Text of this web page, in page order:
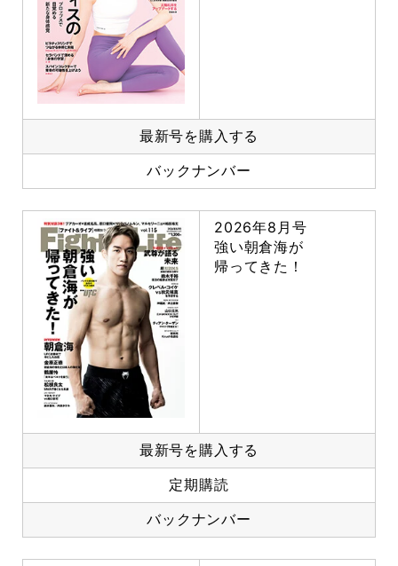
最新号を購入する
バックナンバー
2026年8月号
強い朝倉海が
帰ってきた！
最新号を購入する
定期購読
バックナンバー